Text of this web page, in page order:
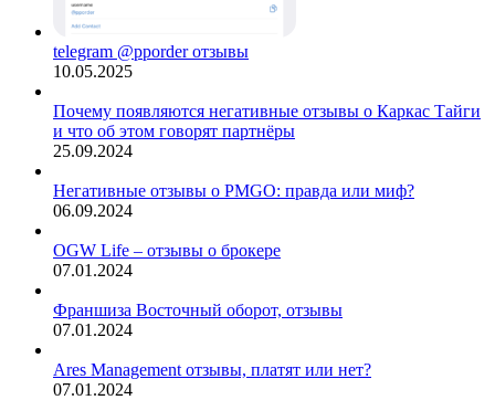
telegram @pporder отзывы
10.05.2025
Почему появляются негативные отзывы о Каркас Тайги
и что об этом говорят партнёры
25.09.2024
Негативные отзывы о PMGO: правда или миф?
06.09.2024
OGW Life – отзывы о брокере
07.01.2024
Франшиза Восточный оборот, отзывы
07.01.2024
Ares Management отзывы, платят или нет?
07.01.2024